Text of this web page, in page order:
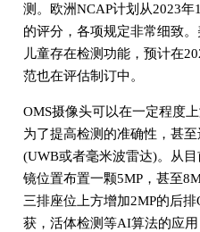
测。欧洲NCAP计划从2023
的评分，各项规定非常细致
儿童存在检测功能，预计在
范也在评估制订中。
OMS摄像头可以在一定程度
为了提高检测的准确性，甚
(UWB或者毫米波雷达)。从
镜位置布置一颗5MP，甚至
三排座位上方增加2MP的后
获，活体检测等AI算法的应